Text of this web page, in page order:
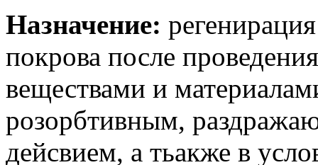
Назначение:
покрова после
веществами и
розорбтивным,
дейсвием, а тьакже в